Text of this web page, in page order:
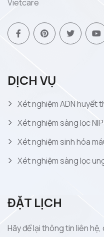
Vietcare
DỊCH VỤ
Xét nghiệm ADN huyết
Xét nghiệm sàng lọc
Xét nghiệm sinh hóa
Xét nghiệm sàng lọc
ĐẶT LỊCH
Hãy để lại thông tin liên